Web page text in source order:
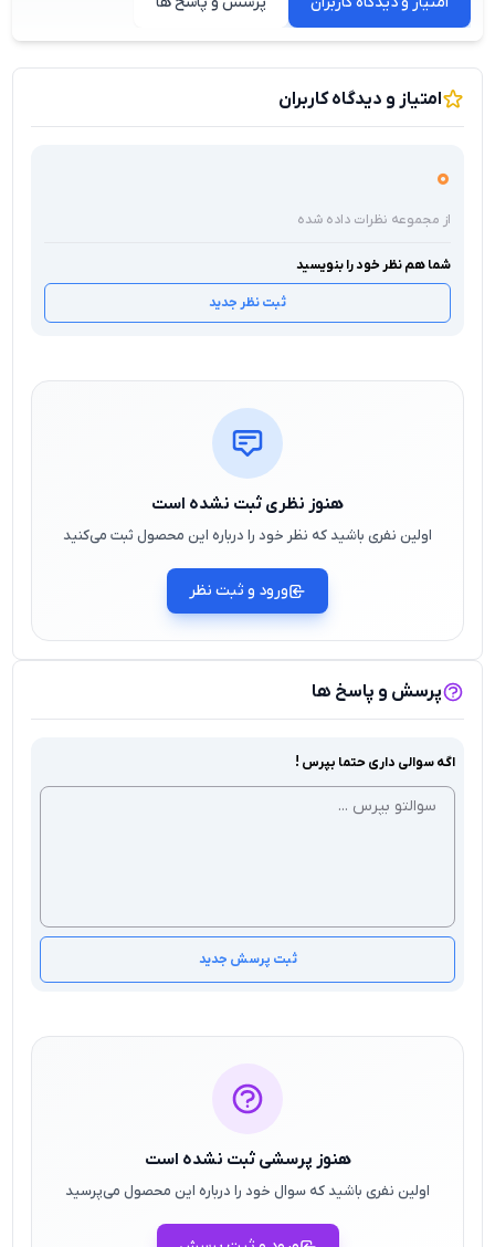
امتیاز و دیدگاه کاربران
0
از مجموعه نظرات داده شده
شما هم نظر خود را بنویسید
ثبت نظر جدید
هنوز نظری ثبت نشده است
اولین نفری باشید که نظر خود را درباره این محصول ثبت می‌کنید
ورود و ثبت نظر
پرسش و پاسخ ها
اگه سوالی داری حتما بپرس !
ثبت پرسش جدید
هنوز پرسشی ثبت نشده است
اولین نفری باشید که سوال خود را درباره این محصول می‌پرسید